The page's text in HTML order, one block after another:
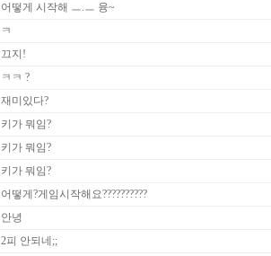
어떻게 시작해 ㅡ.ㅡ 융~
ㅋ
끄지!
ㅋㅋ ?
재미있다?
키가 뭐임?
키가 뭐임?
키가 뭐임?
어떻게?게임시작해요??????????
안녕
2피 안되네;;